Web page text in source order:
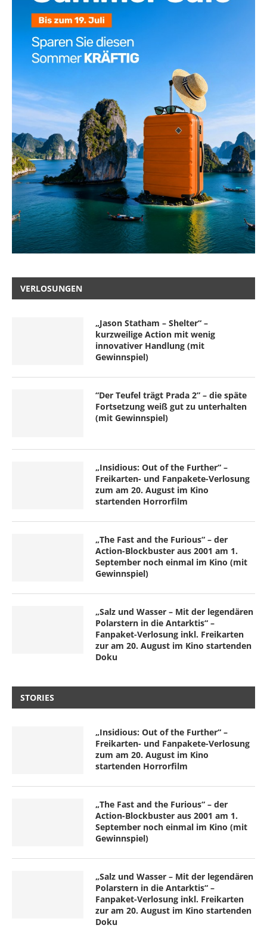
VERLOSUNGEN
„Jason Statham – Shelter“ –
kurzweilige Action mit wenig
innovativer Handlung (mit
Gewinnspiel)
“Der Teufel trägt Prada 2” – die späte
Fortsetzung weiß gut zu unterhalten
(mit Gewinnspiel)
„Insidious: Out of the Further“ –
Freikarten- und Fanpakete-Verlosung
zum am 20. August im Kino
startenden Horrorfilm
„The Fast and the Furious“ – der
Action-Blockbuster aus 2001 am 1.
September noch einmal im Kino (mit
Gewinnspiel)
„Salz und Wasser – Mit der legendären
Polarstern in die Antarktis“ –
Fanpaket-Verlosung inkl. Freikarten
zur am 20. August im Kino startenden
Doku
STORIES
„Insidious: Out of the Further“ –
Freikarten- und Fanpakete-Verlosung
zum am 20. August im Kino
startenden Horrorfilm
„The Fast and the Furious“ – der
Action-Blockbuster aus 2001 am 1.
September noch einmal im Kino (mit
Gewinnspiel)
„Salz und Wasser – Mit der legendären
Polarstern in die Antarktis“ –
Fanpaket-Verlosung inkl. Freikarten
zur am 20. August im Kino startenden
Doku